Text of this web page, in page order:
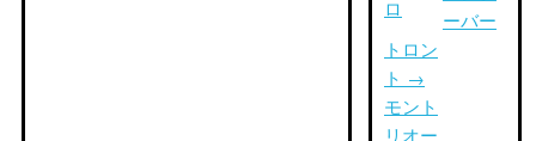
ロ
トロン
ト →
モント
リオー
ーバー